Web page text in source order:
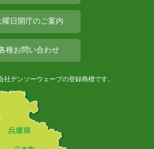
曜日開庁のご案内
種お問い合わせ
社デンソーウェーブの登録商標です。